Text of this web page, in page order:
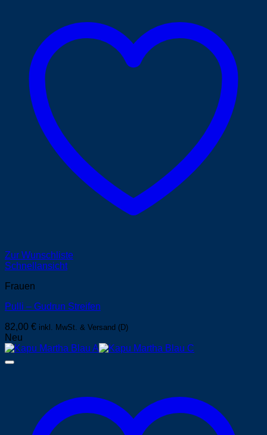
Zur Wunschliste
Schnellansicht
Frauen
Pulli – Gudrun Streifen
82,00 € inkl. MwSt. & Versand (D)
Neu